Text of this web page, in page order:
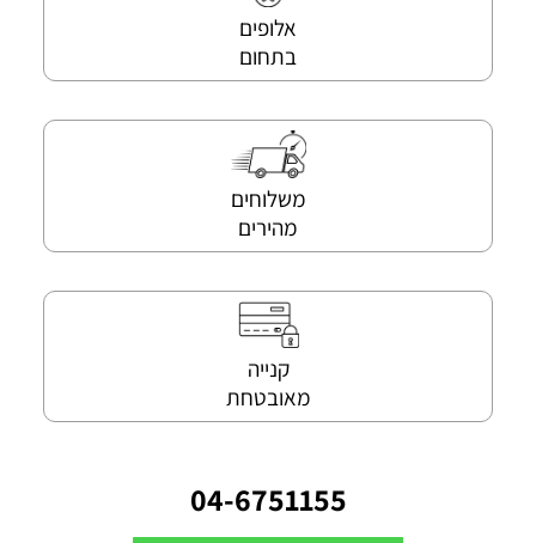
אלופים
בתחום
משלוחים
מהירים
קנייה
מאובטחת
04-6751155